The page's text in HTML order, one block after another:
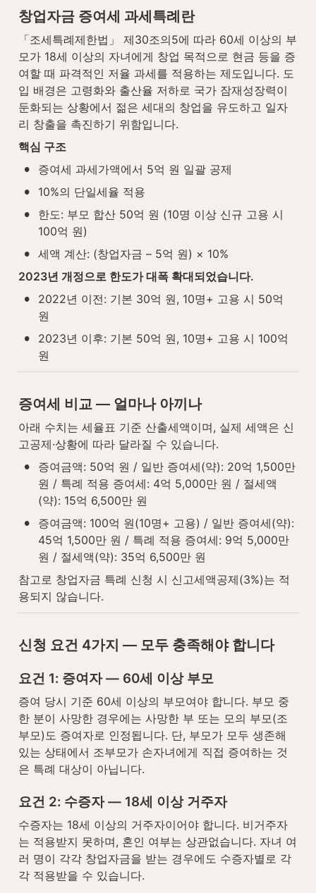
창업자금 증여세 과세특례란
「조세특례제한법」 제30조의5에 따라 60세 이상의 부
모가 18세 이상의 자녀에게 창업 목적으로 현금 등을 증
여할 때 파격적인 저율 과세를 적용하는 제도입니다. 도
입 배경은 고령화와 출산율 저하로 국가 잠재성장력이
둔화되는 상황에서 젊은 세대의 창업을 유도하고 일자
리 창출을 촉진하기 위함입니다.
핵심 구조
• 증여세 과세가액에서 5억 원 일괄 공제
• 10%의 단일세율 적용
•
한도: 부모 합산 50억 원 (10명 이상 신규 고용 시
100억 원)
• 세액 계산: (창업자금 – 5억 원) × 10%
2023년 개정으로 한도가 대폭 확대되었습니다.
•
2022년 이전: 기본 30억 원, 10명+ 고용 시 50억
원
•
2023년 이후: 기본 50억 원, 10명+ 고용 시 100억
원
증여세 비교 — 얼마나 아끼나
아래 수치는 세율표 기준 산출세액이며, 실제 세액은 신
고공제·상황에 따라 달라질 수 있습니다.
•
증여금액: 50억 원 / 일반 증여세(약): 20억 1,500만
원 / 특례 적용 증여세: 4억 5,000만 원 / 절세액
(약): 15억 6,500만 원
•
증여금액: 100억 원(10명+ 고용) / 일반 증여세(약):
45억 1,500만 원 / 특례 적용 증여세: 9억 5,000만
원 / 절세액(약): 35억 6,500만 원
참고로 창업자금 특례 신청 시 신고세액공제(3%)는 적
용되지 않습니다.
신청 요건 4가지 — 모두 충족해야 합니다
요건 1: 증여자 — 60세 이상 부모
증여 당시 기준 60세 이상의 부모여야 합니다. 부모 중
한 분이 사망한 경우에는 사망한 부 또는 모의 부모(조
부모)도 증여자로 인정됩니다. 단, 부모가 모두 생존해
있는 상태에서 조부모가 손자녀에게 직접 증여하는 것
은 특례 대상이 아닙니다.
요건 2: 수증자 — 18세 이상 거주자
수증자는 18세 이상의 거주자이어야 합니다. 비거주자
는 적용받지 못하며, 혼인 여부는 상관없습니다. 자녀 여
러 명이 각각 창업자금을 받는 경우에도 수증자별로 각
각 적용받을 수 있습니다.